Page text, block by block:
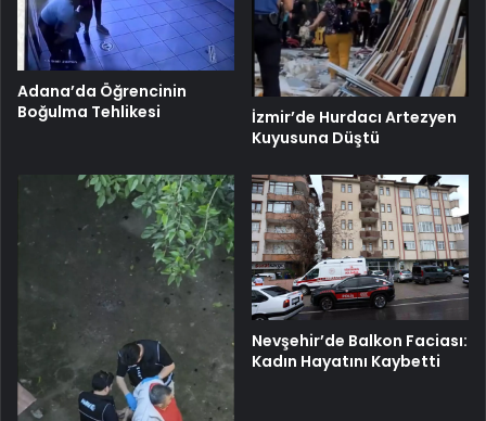
Adana’da Öğrencinin
Boğulma Tehlikesi
İzmir’de Hurdacı Artezyen
Kuyusuna Düştü
Nevşehir’de Balkon Faciası:
Kadın Hayatını Kaybetti